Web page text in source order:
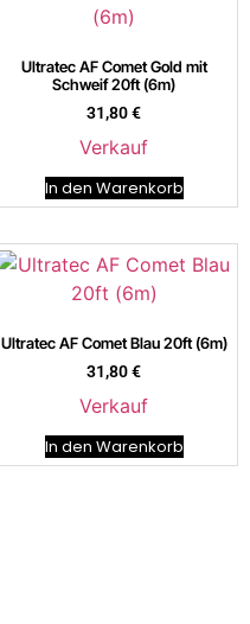
Ultratec AF Comet Gold mit
Schweif 20ft (6m)
31,80€
Verkauf
In den Warenkorb
Ultratec AF Comet Blau 20ft (6m)
31,80€
Verkauf
In den Warenkorb